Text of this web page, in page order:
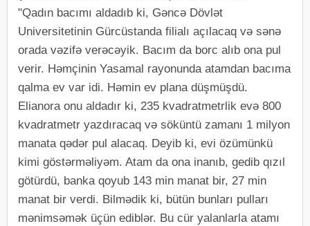
"Qadın bacımı aldadıb ki, Gəncə Dövlət
Universitetinin Gürcüstanda filialı açılacaq və sənə
orada vəzifə verəcəyik. Bacım da borc alıb ona pul
verir. Həmçinin Yasamal rayonunda atamdan bacıma
qalma ev var idi. Həmin ev plana düşmüşdü.
Elianora onu aldadır ki, 235 kvadratmetrlik evə 800
kvadratmetr yazdıracaq və söküntü zamanı 1 milyon
manata qədər pul alacaq. Deyib ki, evi özümünkü
kimi göstərməliyəm. Atam da ona inanıb, gedib qızıl
götürdü, banka qoyub 143 min manat bir, 27 min
manat bir verdi. Bilmədik ki, bütün bunları pulları
mənimsəmək üçün ediblər. Bu cür yalanlarla atamı